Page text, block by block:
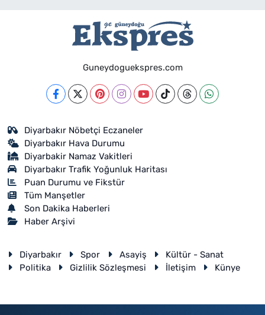
Guneydoguekspres.com
Diyarbakır Nöbetçi Eczaneler
Diyarbakır Hava Durumu
Diyarbakir Namaz Vakitleri
Diyarbakır Trafik Yoğunluk Haritası
Puan Durumu ve Fikstür
Tüm Manşetler
Son Dakika Haberleri
Haber Arşivi
Diyarbakır Spor Asayiş
Kültür - Sanat
Politika
Gizlilik Sözleşmesi İletişim Künye